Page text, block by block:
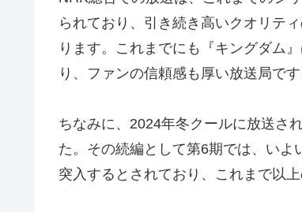
られており、引き続き高いクオリテ
ります。これまでにも『キングダム
り、ファンの信頼感も厚い放送局です
ちなみに、2024年冬クールに放送さ
た。その続編として第6期では、いよ
突入するとされており、これまで以